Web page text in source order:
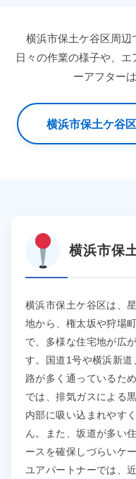
横浜市保土ケ谷区周辺
日々の作業の様子や、
ーアフター
横浜市保土ケ谷
横浜市保
横浜市保土ケ谷区は、
地から、権太坂や狩場
で、多様な住宅地が広
す。国道1号や横浜新
路が多く通っているた
では、排気ガスによる
内部に吸い込まれやす
ん。また、坂道が多い
ースを確保しづらいケ
ユアパートナーでは、